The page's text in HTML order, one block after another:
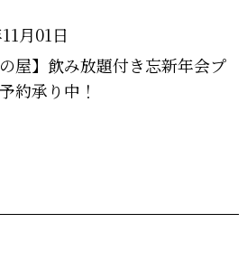
月01日
の屋】飲み放題付き忘新年会プ
約承り中！